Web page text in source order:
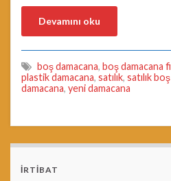
Devamını oku
boş damacana, boş damacana
plastik damacana, satılık, satılık
damacana, yeni damacana
İRTİBAT